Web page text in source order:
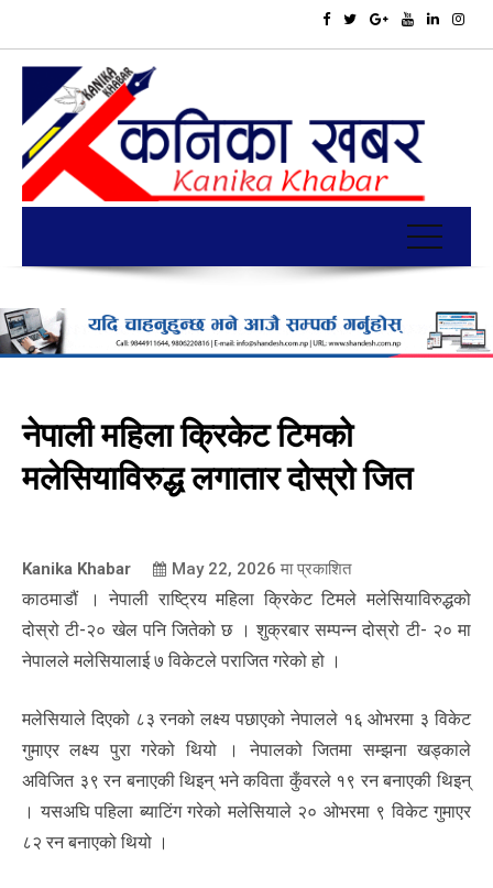
नेपाली महिला क्रिकेट टिमको
मलेसियाविरुद्ध लगातार दोस्रो जित
Kanika Khabar May 22, 2026 मा प्रकाशित
काठमाडौं । नेपाली राष्ट्रिय महिला क्रिकेट टिमले मलेसियाविरुद्धको
दोस्रो टी-२० खेल पनि जितेको छ । शुक्रबार सम्पन्न दोस्रो टी- २० मा
नेपालले मलेसियालाई ७ विकेटले पराजित गरेको हो ।
मलेसियाले दिएको ८३ रनको लक्ष्य पछाएको नेपालले १६ ओभरमा ३ विकेट
गुमाएर लक्ष्य पुरा गरेको थियो । नेपालको जितमा सम्झना खड्काले
अविजित ३९ रन बनाएकी थिइन् भने कविता कुँवरले १९ रन बनाएकी थिइन्
। यसअघि पहिला ब्याटिंग गरेको मलेसियाले २० ओभरमा ९ विकेट गुमाएर
८२ रन बनाएको थियो ।